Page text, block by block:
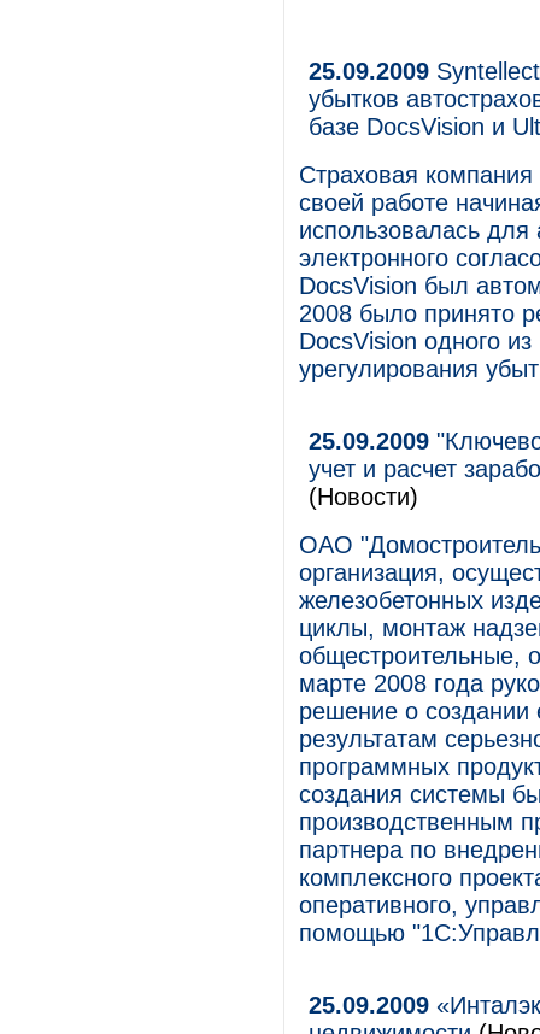
25.09.2009
убытков
базе DocsVision и
Страховая компания
своей работе
использовалась
электронного
DocsVision был
2008 было принято
DocsVision одного
урегулирования
25.09.2009
учет и расчет
(Новости)
ОАО
организация,
железобетонных
циклы, монтаж
общестроительные,
марте 2008 года
решение о
результатам
программных
создания системы
производственным
партнера по
комплексного
оперативного,
помощью
25.09.2009